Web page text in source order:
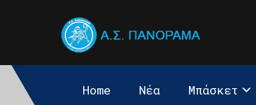
Home Νέα Μπάσκετ